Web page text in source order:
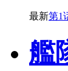
最新第1
艦